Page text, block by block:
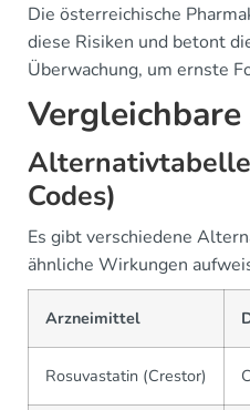
Die österreichische
diese Risiken und betont
Überwachung, um ernste
Codes)
Es gibt verschiedene
ähnliche Wirkungen
Arzneimittel
Rosuvastatin (Crestor)